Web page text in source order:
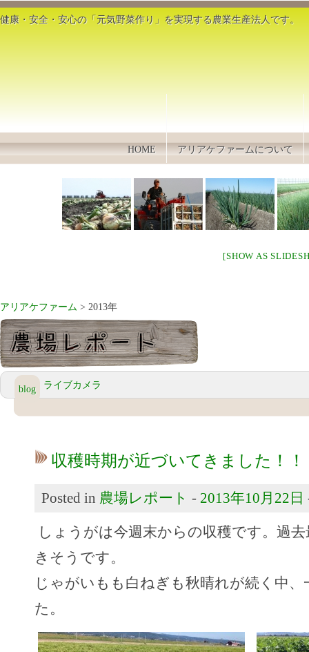
健康・安全・安心の「元気野菜作り」を実現する農業生産法人です。
HOME アリアケファームについて
[SHOW AS
アリアケファーム > 2013年
blog ライブカメラ
収穫時期が近づいてきました！！
Posted in 農場レポート - 2013年10月22日
しょうがは今週末からの収穫です。過
きそうです。
じゃがいもも白ねぎも秋晴れが続く中
た。